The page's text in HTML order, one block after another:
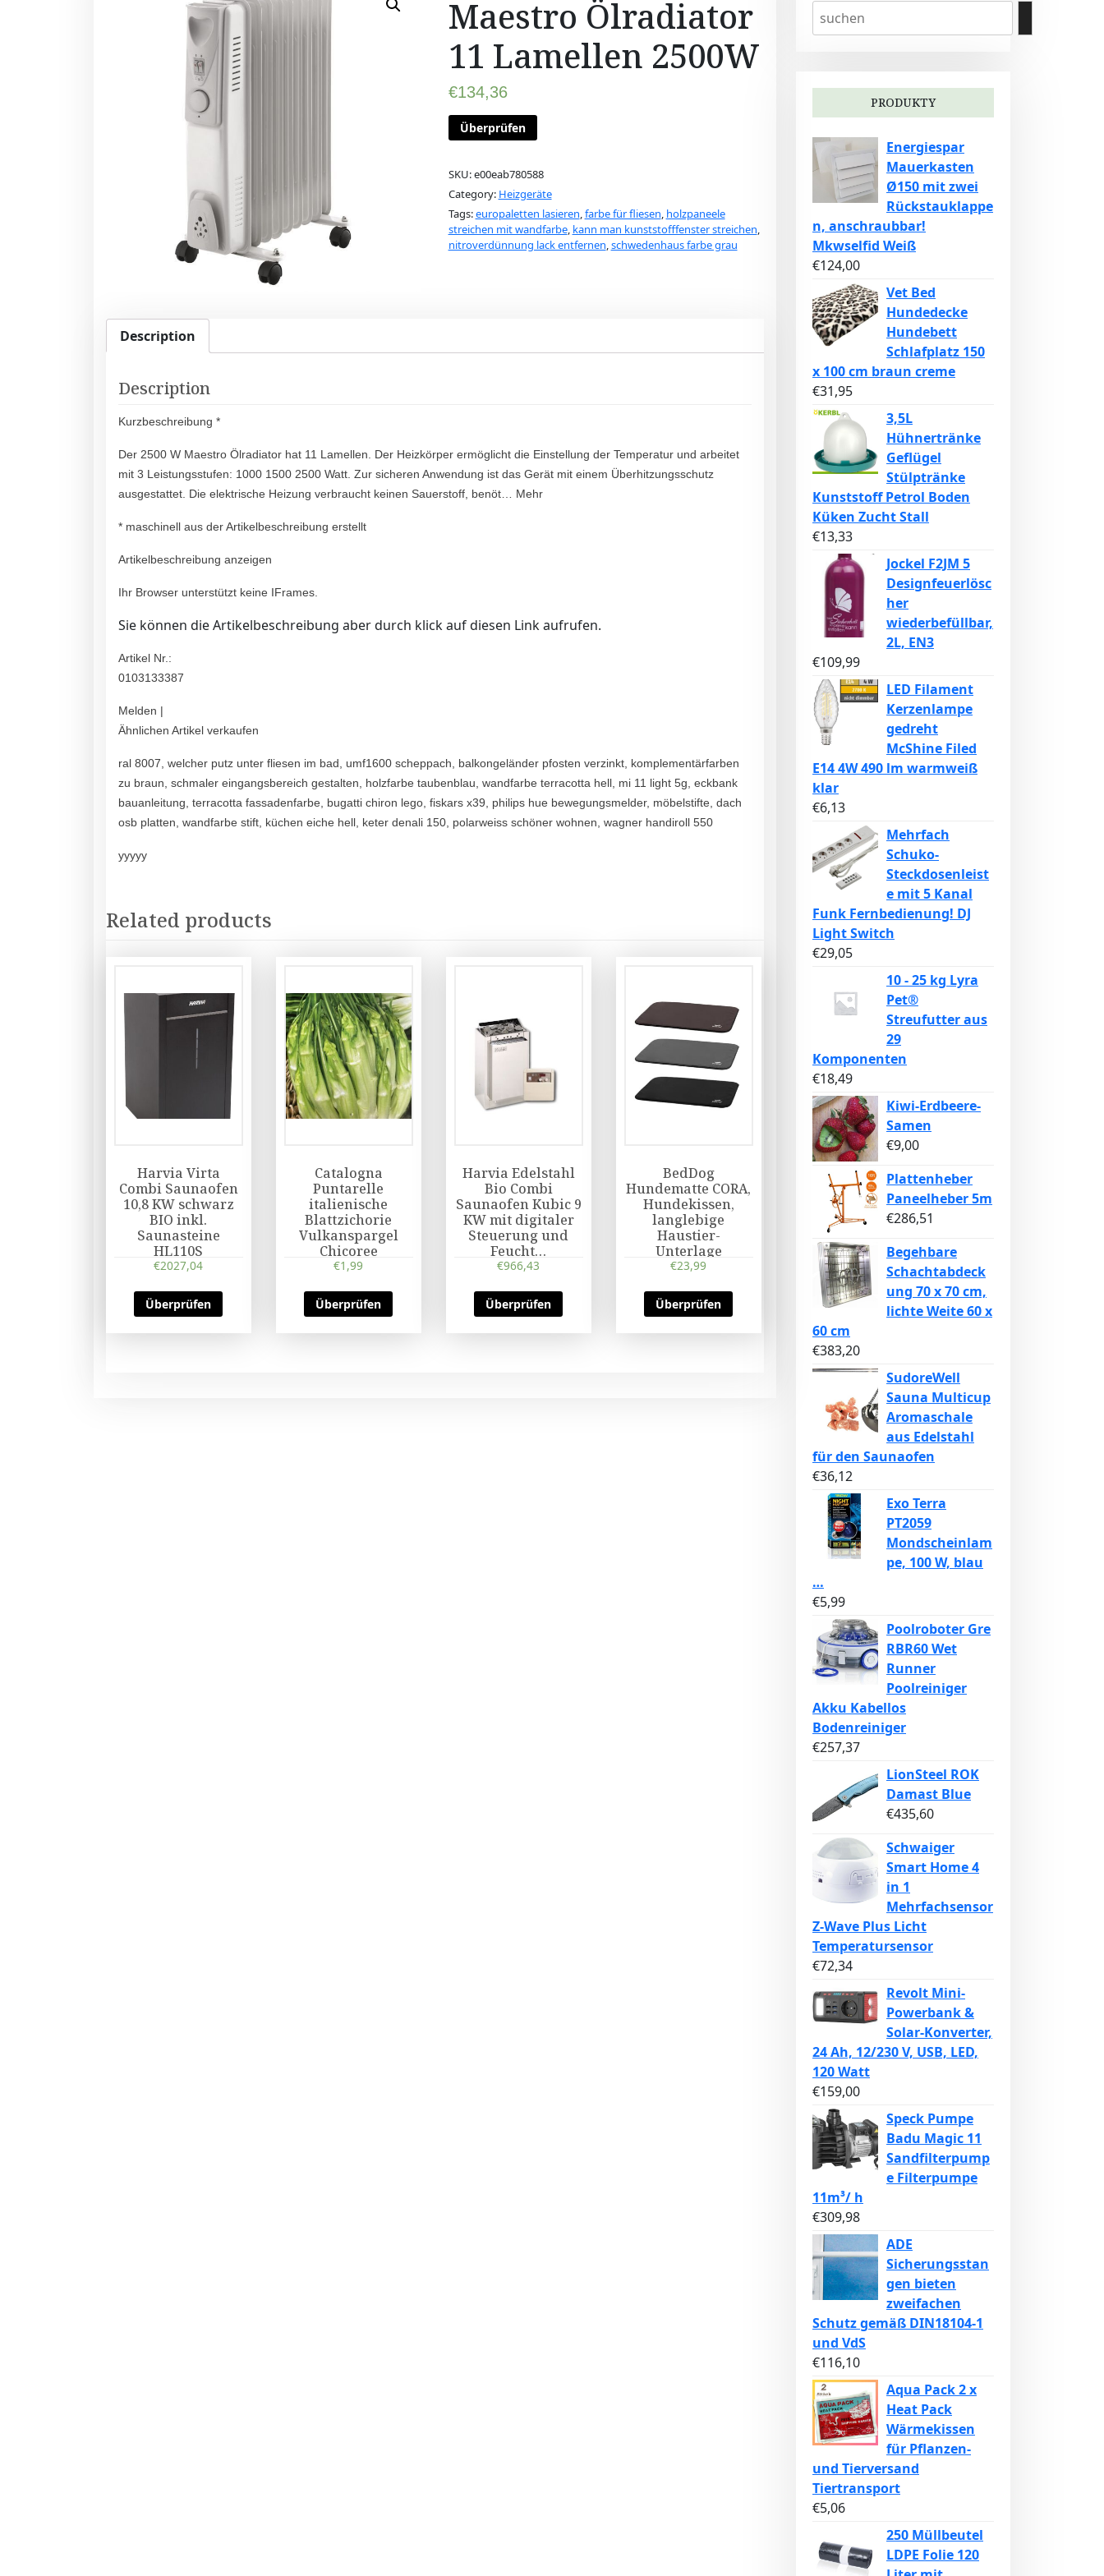
Maestro Ölradiator
11 Lamellen 2500W
€134,36
Überprüfen
SKU:e00eab780588
Category: Heizgeräte
Tags:europaletten lasieren,farbe für fliesen, holzpaneele
streichen mit wandfarbe, kann man kunststofffenster streichen,
nitroverdünnung lack entfernen,schwedenhaus farbe grau
Description
Description
Kurzbeschreibung *
Der 2500 W Maestro Ölradiator hat 11 Lamellen. Der Heizkörper ermöglicht die Einstellung der Temperatur und arbeitet
mit 3 Leistungsstufen: 1000 1500 2500 Watt. Zur sicheren Anwendung ist das Gerät mit einem Überhitzungsschutz
ausgestattet. Die elektrische Heizung verbraucht keinen Sauerstoff, benöt… Mehr
* maschinell aus der Artikelbeschreibung erstellt
Artikelbeschreibung anzeigen
Ihr Browser unterstützt keine IFrames.
Sie können die Artikelbeschreibung aber durch klick auf diesen Link aufrufen.
Artikel Nr.:
0103133387
Melden |
Ähnlichen Artikel verkaufen
ral 8007, welcher putz unter fliesen im bad, umf1600 scheppach, balkongeländer pfosten verzinkt, komplementärfarben
zu braun, schmaler eingangsbereich gestalten, holzfarbe taubenblau, wandfarbe terracotta hell, mi 11 light 5g, eckbank
bauanleitung, terracotta fassadenfarbe, bugatti chiron lego, fiskars x39, philips hue bewegungsmelder, möbelstifte, dach
osb platten, wandfarbe stift, küchen eiche hell, keter denali 150, polarweiss schöner wohnen, wagner handiroll 550
yyyyy
Related products
Harvia Virta
Combi Saunaofen
10,8 KW schwarz
BIO inkl.
Saunasteine
HL110S
€2027,04
Überprüfen
Catalogna
Puntarelle
italienische
Blattzichorie
Vulkanspargel
Chicoree
Puntarella
€1,99
Überprüfen
Harvia Edelstahl
Bio Combi
Saunaofen Kubic 9
KW mit digitaler
Steuerung und
Feucht…
€966,43
Überprüfen
BedDog
Hundematte CORA,
Hundekissen,
langlebige
Haustier-
Unterlage
€23,99
Überprüfen
PRODUKTY
Energiespar
Mauerkasten
Ø150 mit zwei
Rückstauklappe
n, anschraubbar!
Mkwselfid Weiß
€124,00
Vet Bed
Hundedecke
Hundebett
Schlafplatz 150
x 100 cm braun creme
€31,95
3,5L
Hühnertränke
Geflügel
Stülptränke
Kunststoff Petrol Boden
Küken Zucht Stall
€13,33
Jockel F2JM 5
Designfeuerlösc
her
wiederbefüllbar,
2L, EN3
€109,99
LED Filament
Kerzenlampe
gedreht
McShine Filed
E14 4W 490 lm warmweiß
klar
€6,13
Mehrfach
Schuko-
Steckdosenleist
e mit 5 Kanal
Funk Fernbedienung! DJ
Light Switch
€29,05
10 - 25 kg Lyra
Pet®
Streufutter aus
29
Komponenten
€18,49
Kiwi-Erdbeere-
Samen
€9,00
Plattenheber
Paneelheber 5m
€286,51
Begehbare
Schachtabdeck
ung 70 x 70 cm,
lichte Weite 60 x
60 cm
€383,20
SudoreWell
Sauna Multicup
Aromaschale
aus Edelstahl
für den Saunaofen
€36,12
Exo Terra
PT2059
Mondscheinlam
pe, 100 W, blau
…
€5,99
Poolroboter Gre
RBR60 Wet
Runner
Poolreiniger
Akku Kabellos
Bodenreiniger
€257,37
LionSteel ROK
Damast Blue
€435,60
Schwaiger
Smart Home 4
in 1
Mehrfachsensor
Z-Wave Plus Licht
Temperatursensor
€72,34
Revolt Mini-
Powerbank &
Solar-Konverter,
24 Ah, 12/230 V, USB, LED,
120 Watt
€159,00
Speck Pumpe
Badu Magic 11
Sandfilterpump
e Filterpumpe
11m³/ h
€309,98
ADE
Sicherungsstan
gen bieten
zweifachen
Schutz gemäß DIN18104-1
und VdS
€116,10
Aqua Pack 2 x
Heat Pack
Wärmekissen
für Pflanzen-
und Tierversand
Tiertransport
€5,06
250 Müllbeutel
LDPE Folie 120